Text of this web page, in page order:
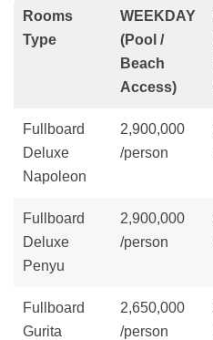
Rooms
Type
WEEKDAY
(Pool /
Beach
Access)
Fullboard
Deluxe
Napoleon
2,900,000
/person
Fullboard
Deluxe
Penyu
2,900,000
/person
Fullboard
Gurita
2,650,000
/person